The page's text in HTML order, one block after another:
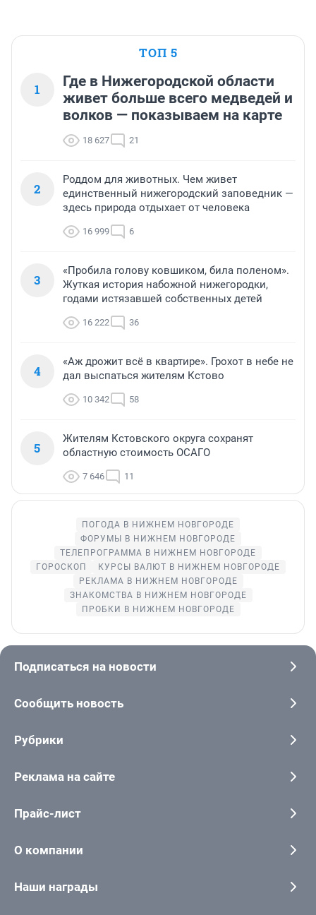
ТОП 5
1
Где в Нижегородской области
живет больше всего медведей и
волков — показываем на карте
18 627 21
2
Роддом для животных. Чем живет
единственный нижегородский заповедник —
здесь природа отдыхает от человека
16 999 6
3
«Пробила голову ковшиком, била поленом».
Жуткая история набожной нижегородки,
годами истязавшей собственных детей
16 222 36
4
«Аж дрожит всё в квартире». Грохот в небе не
дал выспаться жителям Кстово
10 342 58
5
Жителям Кстовского округа сохранят
областную стоимость ОСАГО
7 646 11
ПОГОДА В НИЖНЕМ НОВГОРОДЕ
ФОРУМЫ В НИЖНЕМ НОВГОРОДЕ
ТЕЛЕПРОГРАММА В НИЖНЕМ НОВГОРОДЕ
ГОРОСКОП
КУРСЫ ВАЛЮТ В НИЖНЕМ НОВГОРОДЕ
РЕКЛАМА В НИЖНЕМ НОВГОРОДЕ
ЗНАКОМСТВА В НИЖНЕМ НОВГОРОДЕ
ПРОБКИ В НИЖНЕМ НОВГОРОДЕ
Подписаться на новости
Сообщить новость
Рубрики
Реклама на сайте
Прайс-лист
О компании
Наши награды